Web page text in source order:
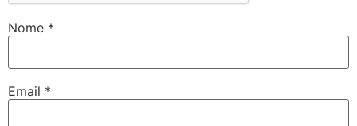
Nome *
Email *